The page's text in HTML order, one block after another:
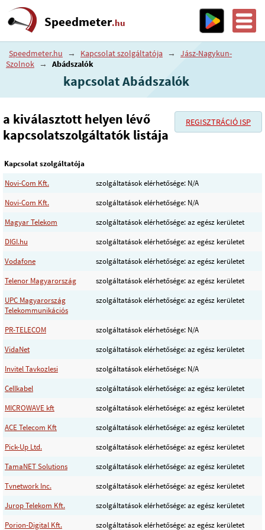
Speedmeter.hu
Speedmeter.hu → Kapcsolat szolgáltatója →
Jász-Nagykun-
Szolnok → Abádszalók
kapcsolat Abádszalók
REGISZTRÁCIÓ ISP
a kiválasztott helyen lévő
kapcsolatszolgáltatók listája
Kapcsolat szolgáltatója
Novi-Com Kft.
szolgáltatások elérhetősége: N/A
Novi-Com Kft.
szolgáltatások elérhetősége: N/A
Magyar Telekom
szolgáltatások elérhetősége: az egész kerületet
DIGI.hu
szolgáltatások elérhetősége: az egész kerületet
Vodafone
szolgáltatások elérhetősége: az egész kerületet
Telenor Magyarország
szolgáltatások elérhetősége: az egész kerületet
UPC Magyarország
Telekommunikációs
szolgáltatások elérhetősége: az egész kerületet
PR-TELECOM
szolgáltatások elérhetősége: N/A
VidaNet
szolgáltatások elérhetősége: az egész kerületet
Invitel Tavkozlesi
szolgáltatások elérhetősége: N/A
Cellkabel
szolgáltatások elérhetősége: az egész kerületet
MICROWAVE kft
szolgáltatások elérhetősége: az egész kerületet
ACE Telecom Kft
szolgáltatások elérhetősége: az egész kerületet
Pick-Up Ltd.
szolgáltatások elérhetősége: az egész kerületet
TamaNET Solutions
szolgáltatások elérhetősége: az egész kerületet
Tvnetwork Inc.
szolgáltatások elérhetősége: az egész kerületet
Jurop Telekom Kft.
szolgáltatások elérhetősége: az egész kerületet
Porion-Digital Kft.
szolgáltatások elérhetősége: az egész kerületet